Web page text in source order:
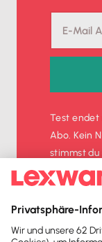
Test endet
Abo. Kein
stimmst
und den